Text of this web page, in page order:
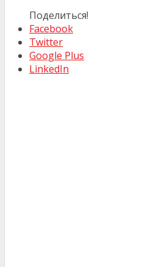
Поделиться!
Facebook
Twitter
Google Plus
LinkedIn